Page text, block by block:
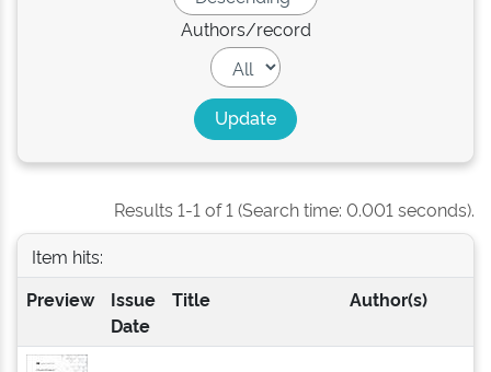
Authors/record
Results 1-1 of 1 (Search time: 0.001 seconds).
Item hits:
Preview
Issue
Date
Title Author(s)